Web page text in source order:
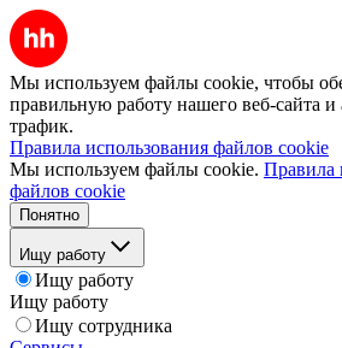
Мы используем файлы cookie, чтобы
правильную работу нашего веб-сайта и
трафик.
Правила использования файлов cookie
Мы используем файлы cookie. Правила
файлов cookie
Понятно
Ищу работу
Ищу работу
Ищу работу
Ищу сотрудника